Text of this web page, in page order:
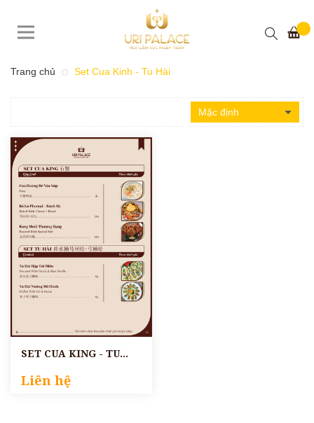
Trang chủ Set Cua Kinh - Tu Hài
SET CUA KING - TU
HÀI
Liên hệ